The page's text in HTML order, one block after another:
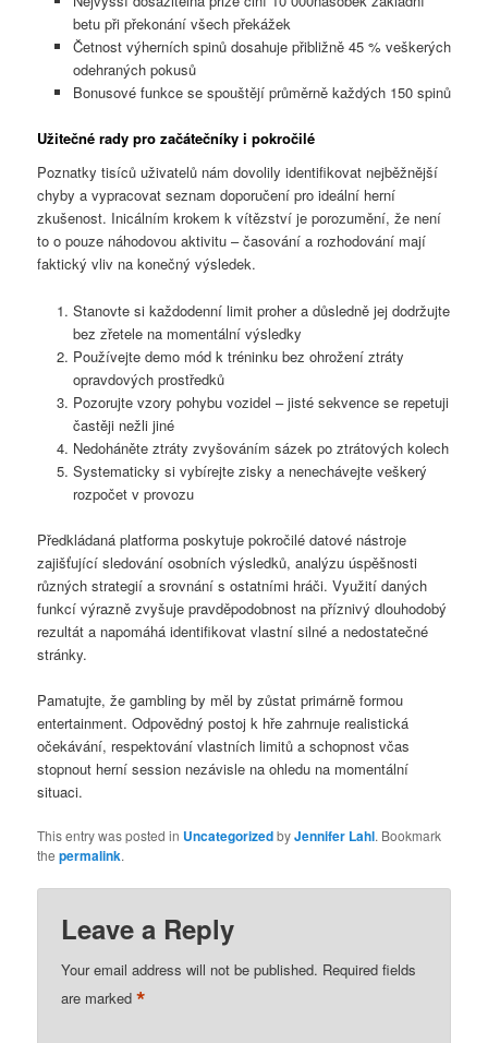
betu při překonání všech překážek
Četnost výherních spinů dosahuje přibližně 45 % veškerých
odehraných pokusů
Bonusové funkce se spouštějí průměrně každých 150 spinů
Užitečné rady pro začátečníky i pokročilé
Poznatky tisíců uživatelů nám dovolily identifikovat nejběžnější
chyby a vypracovat seznam doporučení pro ideální herní
zkušenost. Inicálním krokem k vítězství je porozumění, že není
to o pouze náhodovou aktivitu – časování a rozhodování mají
faktický vliv na konečný výsledek.
Stanovte si každodenní limit proher a důsledně jej dodržujte
bez zřetele na momentální výsledky
Používejte demo mód k tréninku bez ohrožení ztráty
opravdových prostředků
Pozorujte vzory pohybu vozidel – jisté sekvence se repetuji
častěji nežli jiné
Nedoháněte ztráty zvyšováním sázek po ztrátových kolech
Systematicky si vybírejte zisky a nenechávejte veškerý
rozpočet v provozu
Předkládaná platforma poskytuje pokročilé datové nástroje
zajišťující sledování osobních výsledků, analýzu úspěšnosti
různých strategií a srovnání s ostatními hráči. Využití daných
funkcí výrazně zvyšuje pravděpodobnost na příznivý dlouhodobý
rezultát a napomáhá identifikovat vlastní silné a nedostatečné
stránky.
Pamatujte, že gambling by měl by zůstat primárně formou
entertainment. Odpovědný postoj k hře zahrnuje realistická
očekávání, respektování vlastních limitů a schopnost včas
stopnout herní session nezávisle na ohledu na momentální
situaci.
This entry was posted in UncategorizedbyJennifer Lahl. Bookmark
thepermalink.
Leave a Reply
Your email address will not be published. Required fields
are marked*